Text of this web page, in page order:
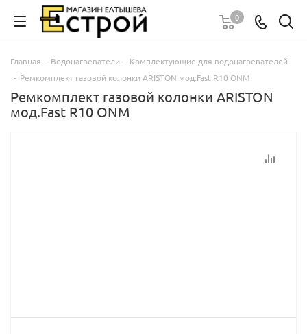
0
Главная - Водонагреватели - Комплектующие для водонагревателей
- Ремкомплект газовой колонки ARISTON мод.Fast R10 ONM
Ремкомплект газовой колонки ARISTON
мод.Fast R10 ONM